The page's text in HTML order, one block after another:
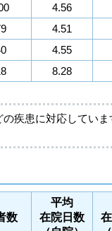
4.56
4.51
4.55
8.28
疾患に対応してい
数
平均
在院日数